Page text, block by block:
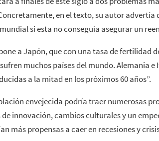
en el texto, su autor advertía
si esta no conseguía asegurar un
a Japón, que con una tasa de fertilidad
muchos países del mundo. Alemania
a la mitad en los próximos 60 años”.
envejecida podría traer numerosas
innovación, cambios culturales y un
más propensas a caer en recesiones y